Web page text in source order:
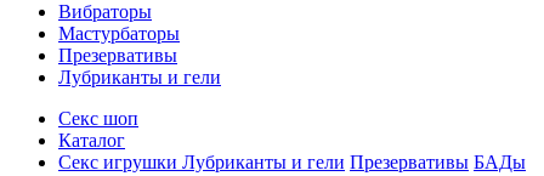
Вибраторы
Мастурбаторы
Презервативы
Лубриканты и гели
Секс шоп
Каталог
Секс игрушки Лубриканты и гели Презервативы БАДы